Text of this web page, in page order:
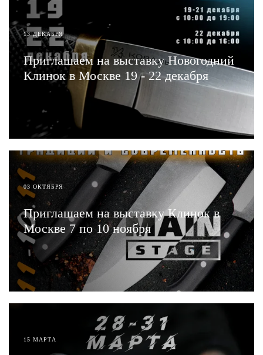
13 ДЕКАБРЯ
Приглашаем на выставку Новогодний
Клинок в Москве 19 - 22 декабря
ЧИТАТЬ
03 ОКТЯБРЯ
Приглашаем на выставку Клинок в
Москве 7 по 10 ноября
ЧИТАТЬ
15 МАРТА